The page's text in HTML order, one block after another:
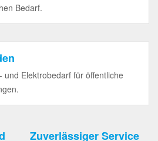
Bedarf.
und Elektrobedarf für öffentliche
Zuverlässiger Service